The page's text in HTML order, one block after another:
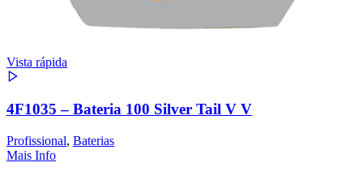
Vista rápida
4F1035 – Bateria 100 Silver Tail V V
Profissional, Baterias
Mais Info